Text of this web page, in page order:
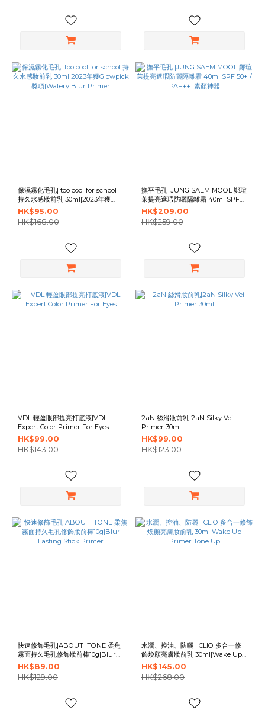
保濕霧化毛孔| too cool for school
持久水感妝前乳 30ml|2023年獲
Glowpick獎項|Watery Blur
Primer
HK$95.00
HK$168.00
撫平毛孔 |JUNG SAEM MOOL 鄭瑄
茉提亮遮瑕防曬隔離霜 40ml SPF
50+ / PA+++ |素顏神器
HK$209.00
HK$259.00
VDL 輕盈眼部提亮打底液|VDL
Expert Color Primer For Eyes
HK$99.00
HK$143.00
2aN 絲滑妝前乳|2aN Silky Veil
Primer 30ml
HK$99.00
HK$123.00
快速修飾毛孔|ABOUT_TONE 柔焦
霧面持久毛孔修飾妝前棒10g|Blur
Lasting Stick Primer
HK$89.00
HK$129.00
水潤、控油、防曬 | CLIO 多合一修
飾煥顏亮膚妝前乳 30ml|Wake Up
Primer Tone Up
HK$145.00
HK$268.00